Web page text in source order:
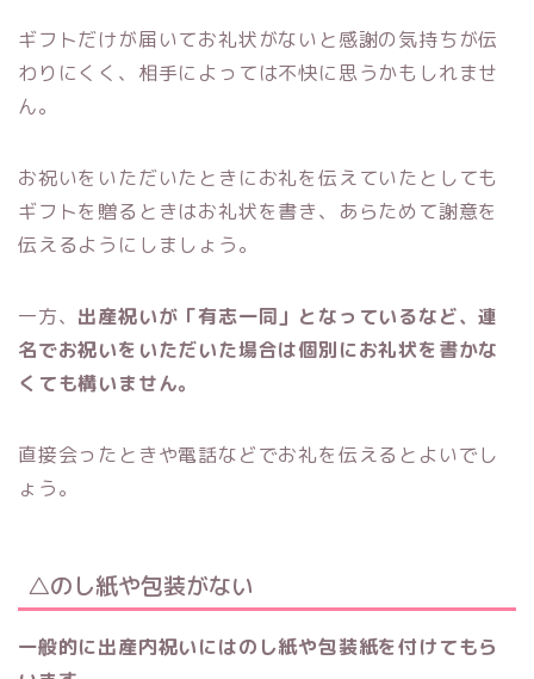
ギフトだけが届いてお礼状がないと感謝の気持ちが伝
わりにくく、相手によっては不快に思うかもしれませ
ん。
お祝いをいただいたときにお礼を伝えていたとしても
ギフトを贈るときはお礼状を書き、あらためて謝意を
伝えるようにしましょう。
一方、 出産祝いが「有志一同」となっているなど、連
名でお祝いをいただいた場合は個別にお礼状を書かな
くても構いません。
直接会ったときや電話などでお礼を伝えるとよいでし
ょう。
△のし紙や包装がない
一般的に出産内祝いにはのし紙や包装紙を付けてもら